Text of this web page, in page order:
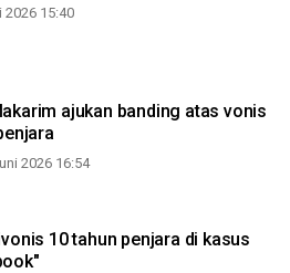
2026 15:40
ajukan banding atas vonis
2026 16:54
10 tahun penjara di kasus